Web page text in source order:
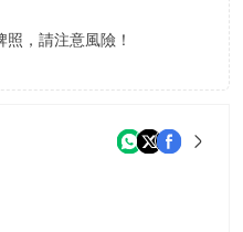
，請注意風險！